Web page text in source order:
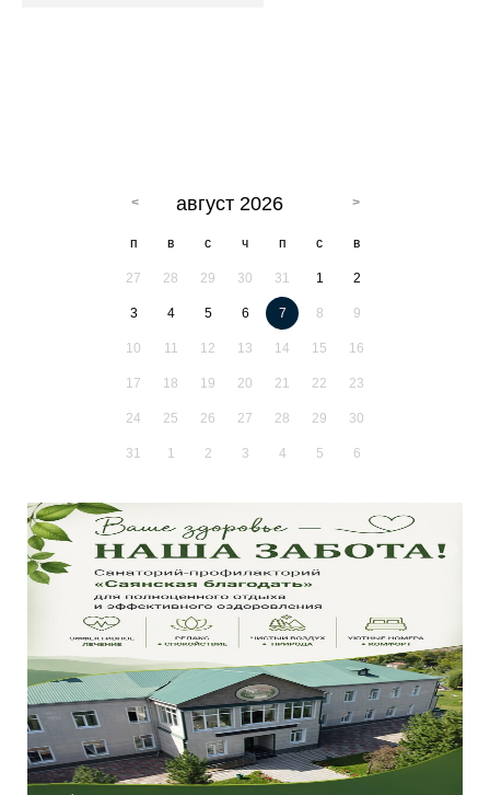
август 2026
п в с ч п с в
27 28 29 30 31 1 2
3 4 5 6 7 8 9
10 11 12 13 14 15 16
17 18 19 20 21 22 23
24 25 26 27 28 29 30
31 1 2 3 4 5 6